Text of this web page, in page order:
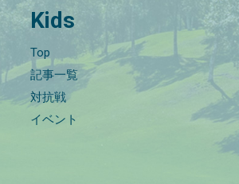
Kids
Top
記事一覧
対抗戦
イベント